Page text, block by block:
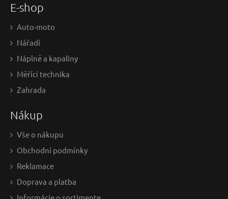
E-shop
Auto-moto
Nářadí
Náplně a kapaliny
Měřící technika
Zahrada
Nákup
Vše o nákupu
Obchodní podmínky
Reklamace
Doprava a platba